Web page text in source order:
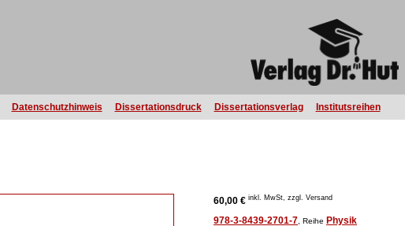
Datenschutzhinweis Dissertationsdruck Dissertationsverlag Institutsreihen
60,00 € inkl. MwSt, zzgl. Versand
978-3-8439-2701-7 , Reihe Physik